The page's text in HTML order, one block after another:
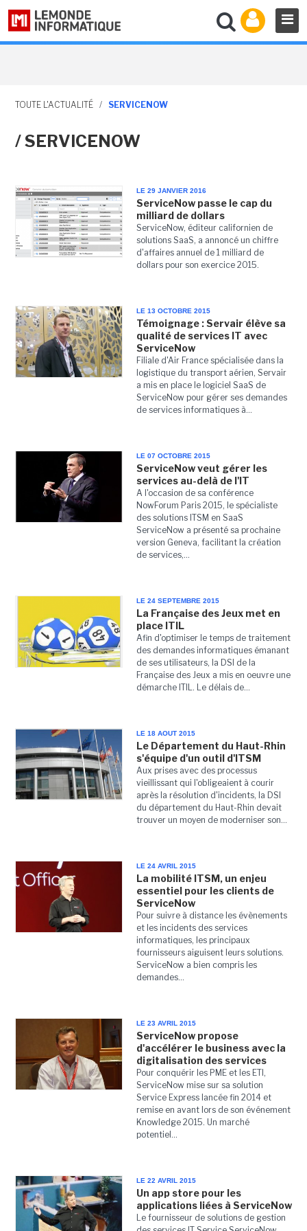
TOUTE L'ACTUALITÉ / SERVICENOW
/ SERVICENOW
LE 29 JANVIER 2016
ServiceNow passe le cap du
milliard de dollars
ServiceNow, éditeur californien de
solutions SaaS, a annoncé un chiffre
d'affaires annuel de 1 milliard de
dollars pour son exercice 2015.
LE 13 OCTOBRE 2015
Témoignage : Servair élève sa
qualité de services IT avec
ServiceNow
Filiale d'Air France spécialisée dans la
logistique du transport aérien, Servair
a mis en place le logiciel SaaS de
ServiceNow pour gérer ses demandes
de services informatiques à...
LE 07 OCTOBRE 2015
ServiceNow veut gérer les
services au-delà de l'IT
A l'occasion de sa conférence
NowForum Paris 2015, le spécialiste
des solutions ITSM en SaaS
ServiceNow a présenté sa prochaine
version Geneva, facilitant la création
de services,...
LE 24 SEPTEMBRE 2015
La Française des Jeux met en
place ITIL
Afin d'optimiser le temps de traitement
des demandes informatiques émanant
de ses utilisateurs, la DSI de la
Française des Jeux a mis en oeuvre une
démarche ITIL. Le délais de...
LE 18 AOUT 2015
Le Département du Haut-Rhin
s'équipe d'un outil d'ITSM
Aux prises avec des processus
vieillissant qui l'obligeaient à courir
après la résolution d'incidents, la DSI
du département du Haut-Rhin devait
trouver un moyen de moderniser son...
LE 24 AVRIL 2015
La mobilité ITSM, un enjeu
essentiel pour les clients de
ServiceNow
Pour suivre à distance les évènements
et les incidents des services
informatiques, les principaux
fournisseurs aiguisent leurs solutions.
ServiceNow a bien compris les
demandes...
LE 23 AVRIL 2015
ServiceNow propose
d'accélérer le business avec la
digitalisation des services
Pour conquérir les PME et les ETI,
ServiceNow mise sur sa solution
Service Express lancée fin 2014 et
remise en avant lors de son événement
Knowledge 2015. Un marché
potentiel...
LE 22 AVRIL 2015
Un app store pour les
applications liées à ServiceNow
Le fournisseur de solutions de gestion